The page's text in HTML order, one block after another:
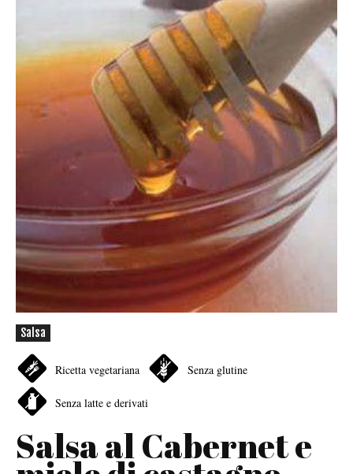
Salsa
Ricetta vegetariana Senza glutine
Senza latte e derivati
Salsa al Cabernet e